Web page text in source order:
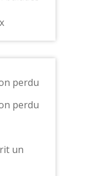
perdu
perdu
un